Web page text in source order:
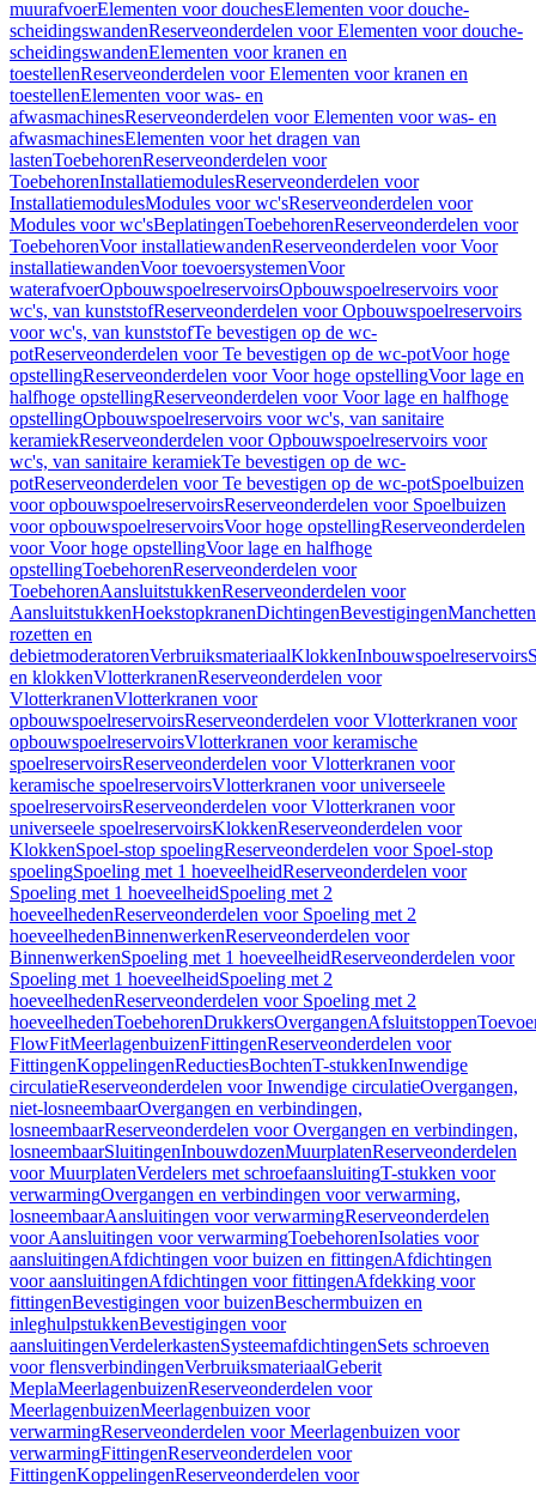
muurafvoerElementen voor douchesElementen voor douche-
scheidingswandenReserveonderdelen voor Elementen voor douche-
scheidingswandenElementen voor kranen en
toestellenReserveonderdelen voor Elementen voor kranen en
toestellenElementen voor was- en
afwasmachinesReserveonderdelen voor Elementen voor was- en
afwasmachinesElementen voor het dragen van
lastenToebehorenReserveonderdelen voor
ToebehorenInstallatiemodulesReserveonderdelen voor
InstallatiemodulesModules voor wc'sReserveonderdelen voor
Modules voor wc'sBeplatingenToebehorenReserveonderdelen voor
ToebehorenVoor installatiewandenReserveonderdelen voor Voor
installatiewandenVoor toevoersystemenVoor
waterafvoerOpbouwspoelreservoirsOpbouwspoelreservoirs voor
wc's, van kunststofReserveonderdelen voor Opbouwspoelreservoirs
voor wc's, van kunststofTe bevestigen op de wc-
potReserveonderdelen voor Te bevestigen op de wc-potVoor hoge
opstellingReserveonderdelen voor Voor hoge opstellingVoor lage en
halfhoge opstellingReserveonderdelen voor Voor lage en halfhoge
opstellingOpbouwspoelreservoirs voor wc's, van sanitaire
keramiekReserveonderdelen voor Opbouwspoelreservoirs voor
wc's, van sanitaire keramiekTe bevestigen op de wc-
potReserveonderdelen voor Te bevestigen op de wc-potSpoelbuizen
voor opbouwspoelreservoirsReserveonderdelen voor Spoelbuizen
voor opbouwspoelreservoirsVoor hoge opstellingReserveonderdelen
voor Voor hoge opstellingVoor lage en halfhoge
opstellingToebehorenReserveonderdelen voor
ToebehorenAansluitstukkenReserveonderdelen voor
AansluitstukkenHoekstopkranenDichtingenBevestigingenManchetten
rozetten en
debietmoderatorenVerbruiksmateriaalKlokkenInbouwspoelreservoirs
en klokkenVlotterkranenReserveonderdelen voor
VlotterkranenVlotterkranen voor
opbouwspoelreservoirsReserveonderdelen voor Vlotterkranen voor
opbouwspoelreservoirsVlotterkranen voor keramische
spoelreservoirsReserveonderdelen voor Vlotterkranen voor
keramische spoelreservoirsVlotterkranen voor universeele
spoelreservoirsReserveonderdelen voor Vlotterkranen voor
universeele spoelreservoirsKlokkenReserveonderdelen voor
KlokkenSpoel-stop spoelingReserveonderdelen voor Spoel-stop
spoelingSpoeling met 1 hoeveelheidReserveonderdelen voor
Spoeling met 1 hoeveelheidSpoeling met 2
hoeveelhedenReserveonderdelen voor Spoeling met 2
hoeveelhedenBinnenwerkenReserveonderdelen voor
BinnenwerkenSpoeling met 1 hoeveelheidReserveonderdelen voor
Spoeling met 1 hoeveelheidSpoeling met 2
hoeveelhedenReserveonderdelen voor Spoeling met 2
hoeveelhedenToebehorenDrukkersOvergangenAfsluitstoppen
FlowFitMeerlagenbuizenFittingenReserveonderdelen voor
FittingenKoppelingenReductiesBochtenT-stukkenInwendige
circulatieReserveonderdelen voor Inwendige circulatieOvergangen,
niet-losneembaarOvergangen en verbindingen,
losneembaarReserveonderdelen voor Overgangen en verbindingen,
losneembaarSluitingenInbouwdozenMuurplatenReserveonderdelen
voor MuurplatenVerdelers met schroefaansluitingT-stukken voor
verwarmingOvergangen en verbindingen voor verwarming,
losneembaarAansluitingen voor verwarmingReserveonderdelen
voor Aansluitingen voor verwarmingToebehorenIsolaties voor
aansluitingenAfdichtingen voor buizen en fittingenAfdichtingen
voor aansluitingenAfdichtingen voor fittingenAfdekking voor
fittingenBevestigingen voor buizenBeschermbuizen en
inleghulpstukkenBevestigingen voor
aansluitingenVerdelerkastenSysteemafdichtingenSets schroeven
voor flensverbindingenVerbruiksmateriaalGeberit
MeplaMeerlagenbuizenReserveonderdelen voor
MeerlagenbuizenMeerlagenbuizen voor
verwarmingReserveonderdelen voor Meerlagenbuizen voor
verwarmingFittingenReserveonderdelen voor
FittingenKoppelingenReserveonderdelen voor